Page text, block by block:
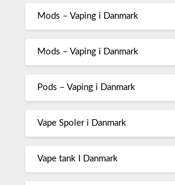
Mods – Vaping i Danmark
Mods – Vaping i Danmark
Pods – Vaping i Danmark
Vape Spoler i Danmark
Vape tank I Danmark